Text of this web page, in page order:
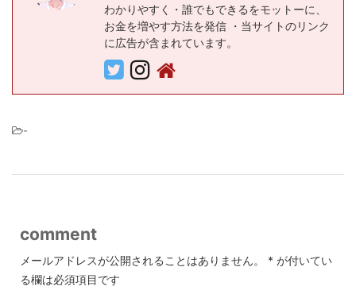
わかりやすく・誰でもできるをモットーに、
お金を増やす方法を発信 ・当サイトのリンク
に広告が含まれています。
-
comment
メールアドレスが公開されることはありません。 * が付いてい
る欄は必須項目です